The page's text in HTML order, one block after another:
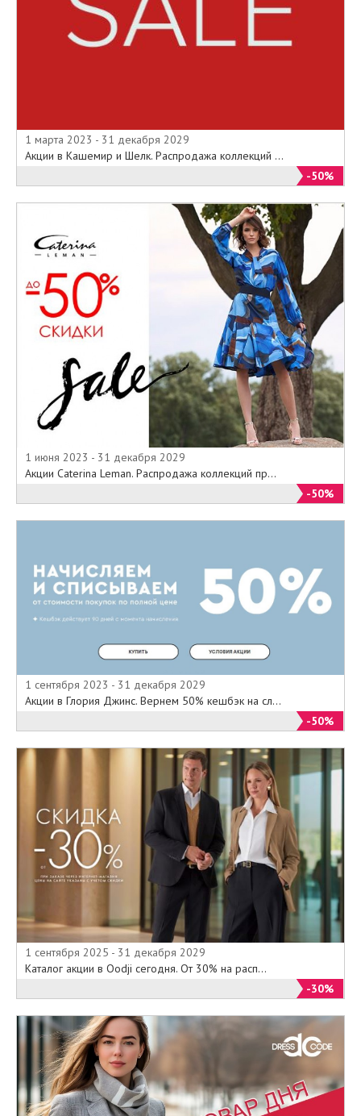
1 марта 2023 - 31 декабря 2029
Акции в Кашемир и Шелк. Распродажа коллекций ...
-50%
1 июня 2023 - 31 декабря 2029
Акции Caterina Leman. Распродажа коллекций пр...
-50%
1 сентября 2023 - 31 декабря 2029
Акции в Глория Джинс. Вернем 50% кешбэк на сл...
-50%
1 сентября 2025 - 31 декабря 2029
Каталог акции в Oodji сегодня. От 30% на расп...
-30%